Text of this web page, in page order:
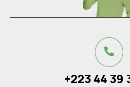
+223 44 39